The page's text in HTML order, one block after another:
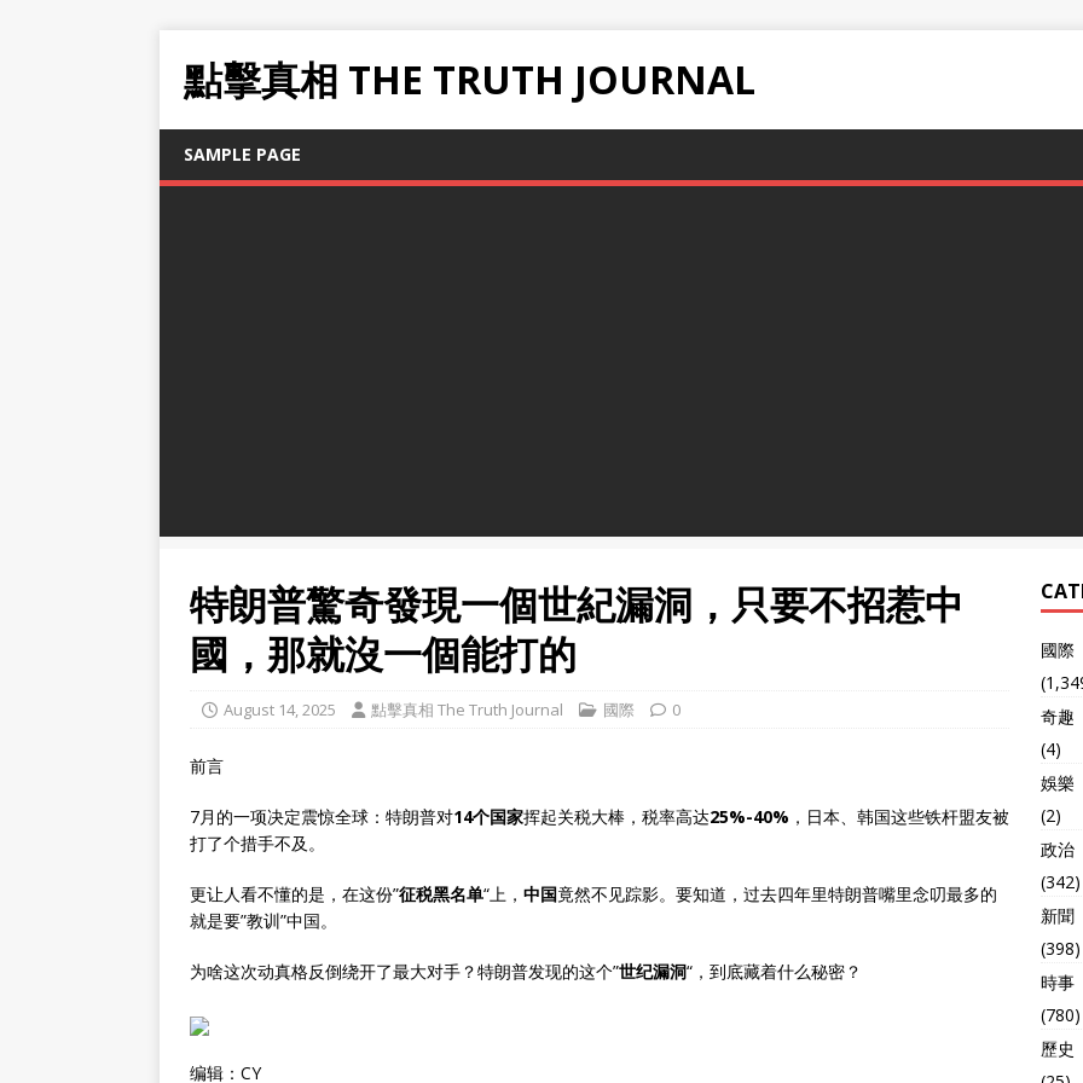
點擊真相 THE TRUTH JOURNAL
SAMPLE PAGE
特朗普驚奇發現一個世紀漏洞，只要不招惹中
國，那就沒一個能打的
August 14, 2025 點擊真相 The Truth Journal 國際 0
前言
7月的一项决定震惊全球：特朗普对14个国家挥起关税大棒，税率高达25%-40% ，日本、韩国这些铁杆盟友被
打了个措手不及。
更让人看不懂的是，在这份”征税黑名单“上， 中国竟然不见踪影。要知道，过去四年里特朗普嘴里念叨最多的
就是要”教训”中国。
为啥这次动真格反倒绕开了最大对手？特朗普发现的这个”世纪漏洞“，到底藏着什么秘密？
编辑：CY
國際
奇趣
(4)
娛樂
(2)
政治
(342)
新聞
(398)
時事
(780)
歷史